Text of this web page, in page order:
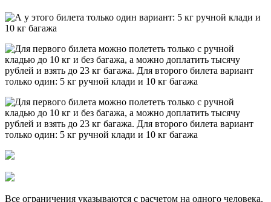
Все ограничения указываются с расчетом на одного человека.